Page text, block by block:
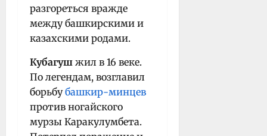
разгореться вражде
между башкирскими и
казахскими родами.
Кубагуш жил в 16 веке.
По легендам, возглавил
борьбубашкир-минцев
против ногайского
мурзы Каракулумбета.